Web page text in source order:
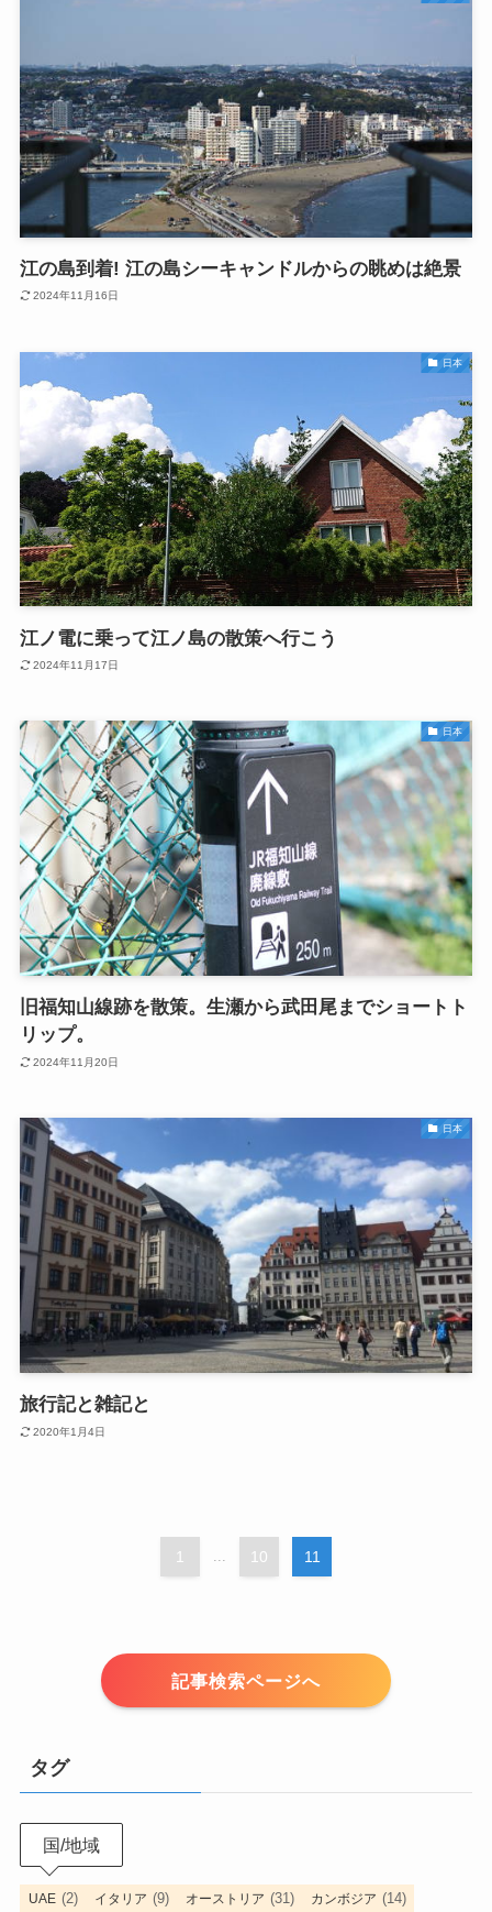
江の島到着! 江の島シーキャンドルからの眺めは絶景
2024年11月16日
日本
江ノ電に乗って江ノ島の散策へ行こう
2024年11月17日
日本
旧福知山線跡を散策。生瀬から武田尾までショートト
リップ。
2024年11月20日
日本
旅行記と雑記と
2020年1月4日
1 10 11
記事検索ページへ
タグ
国/地域
UAE (2) イタリア (9) オーストリア (31) カンボジア (14)